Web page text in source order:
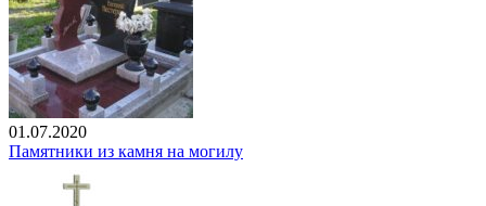
01.07.2020
Памятники из камня на могилу